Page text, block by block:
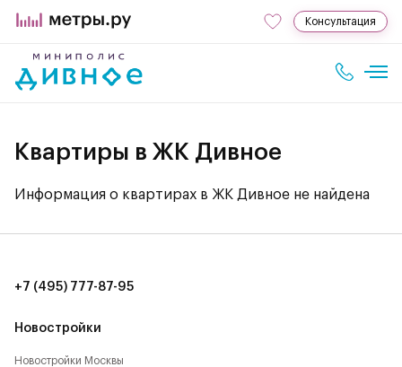
Консультация
Квартиры в ЖК Дивное
Информация о квартирах в ЖК Дивное не найдена
Новостройки
Новостройки Москвы
+7 (495) 777-87-95